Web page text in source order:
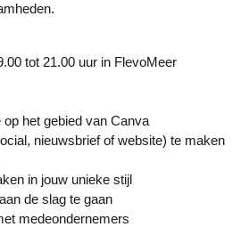
tot 21.00 uur in FlevoMeer
op het gebied van Canva
nieuwsbrief of website) te maken
in jouw unieke stijl
de slag te gaan
medeondernemers